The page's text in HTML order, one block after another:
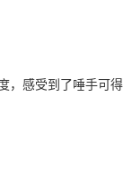
，感受到了唾手可得